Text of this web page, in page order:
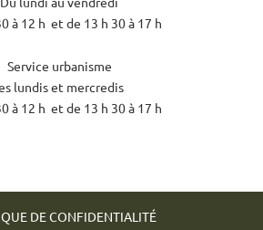
à 12 h et de 13 h 30 à 17 h
Service urbanisme
lundis et mercredis
à 12 h et de 13 h 30 à 17 h
DE CONFIDENTIALITÉ